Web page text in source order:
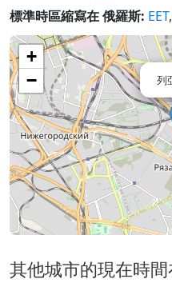
標準時區縮寫在 俄羅斯: EET,
列
+
−
其他城市的現在時